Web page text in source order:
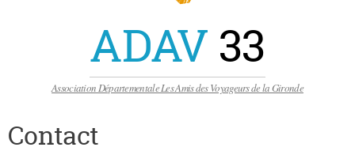
ADAV 33
Association Départementale Les Amis des Voyageurs de la Gironde
Contact